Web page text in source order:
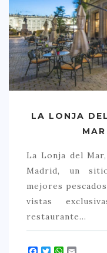
LA LONJA
La Lonja del
Madrid, un
mejores
vistas
restaurante…